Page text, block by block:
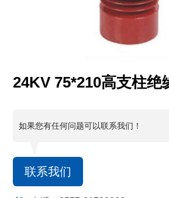
24KV 75*210高支柱绝
如果您有任何问题可以联系我们！
联系我们